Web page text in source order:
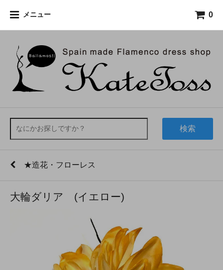
メニュー 0
検索
★造花・フローレス
大輪ダリア (イエロー)